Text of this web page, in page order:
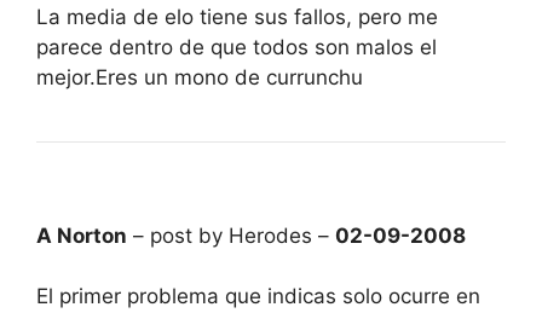
La media de elo tiene sus fallos, pero me
parece dentro de que todos son malos el
mejor.Eres un mono de currunchu
A Norton – post by Herodes – 02-09-2008
El primer problema que indicas solo ocurre en